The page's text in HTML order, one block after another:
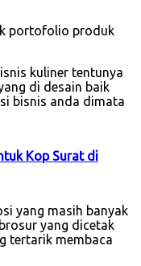
portofolio produk
kuliner tentunya
di desain baik
bisnis anda dimata
Kop Surat di
yang masih banyak
yang dicetak
tertarik membaca